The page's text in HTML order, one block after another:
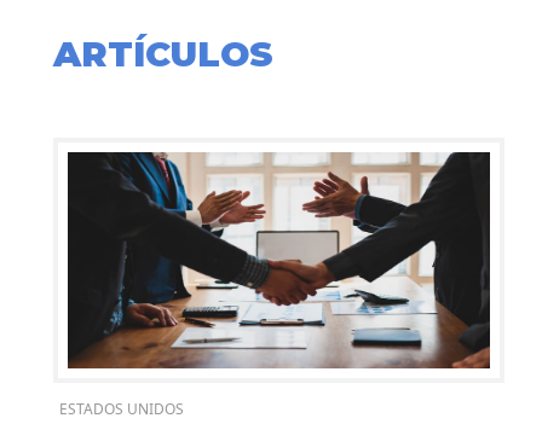
ARTÍCULOS
ESTADOS UNIDOS